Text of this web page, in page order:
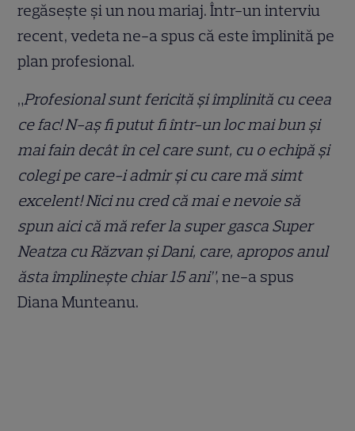
regăsește și un nou mariaj. Într-un interviu
recent, vedeta ne-a spus că este împlinită pe
plan profesional.
„Profesional sunt fericită şi împlinită cu ceea
ce fac! N-aş fi putut fi într-un loc mai bun şi
mai fain decât în cel care sunt, cu o echipă şi
colegi pe care-i admir şi cu care mă simt
excelent! Nici nu cred că mai e nevoie să
spun aici că mă refer la super gasca Super
Neatza cu Răzvan şi Dani, care, apropos anul
ăsta împlineşte chiar 15 ani”, ne-a spus
Diana Munteanu.